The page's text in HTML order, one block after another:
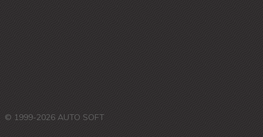
© 1999-2026 AUTO SOFT